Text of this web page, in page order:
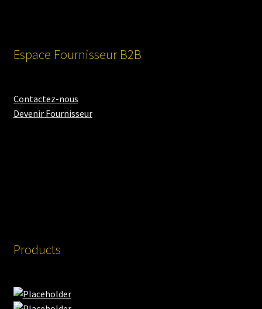
Espace Fournisseur B2B
Contactez-nous
Devenir Fournisseur
Products